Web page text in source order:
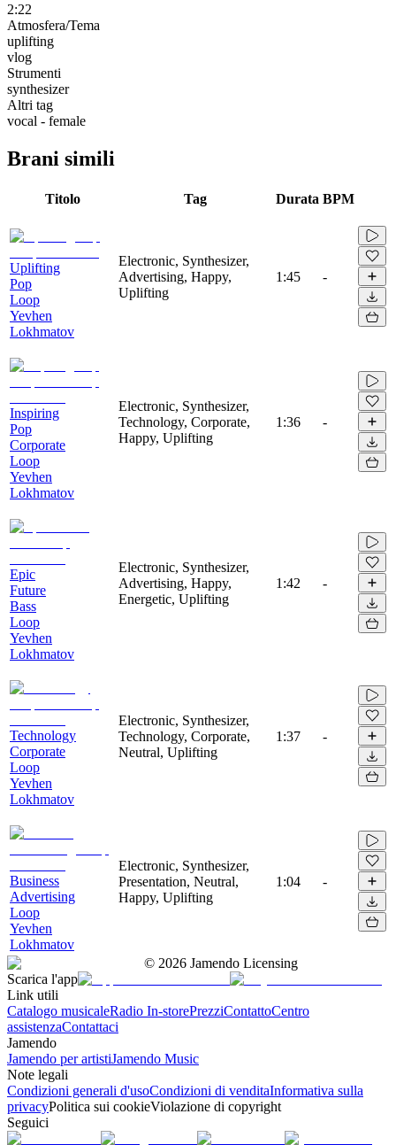
2:22
Atmosfera/Tema
uplifting
vlog
Strumenti
synthesizer
Altri tag
vocal - female
Brani simili
Titolo Tag Durata BPM
Uplifting
Pop
Loop
Yevhen
Lokhmatov
Electronic, Synthesizer,
Advertising, Happy,
Uplifting
1:45 -
Inspiring
Pop
Corporate
Loop
Yevhen
Lokhmatov
Electronic, Synthesizer,
Technology, Corporate,
Happy, Uplifting
1:36 -
Epic
Future
Bass
Loop
Yevhen
Lokhmatov
Electronic, Synthesizer,
Advertising, Happy,
Energetic, Uplifting
1:42 -
Technology
Corporate
Loop
Yevhen
Lokhmatov
Electronic, Synthesizer,
Technology, Corporate,
Neutral, Uplifting
1:37 -
Business
Advertising
Loop
Yevhen
Lokhmatov
Electronic, Synthesizer,
Presentation, Neutral,
Happy, Uplifting
1:04 -
© 2026 Jamendo Licensing
Scarica l'app
Link utili
Catalogo musicaleRadio In-storePrezziContattoCentro
assistenzaContattaci
Jamendo
Jamendo per artistiJamendo Music
Note legali
Condizioni generali d'usoCondizioni di venditaInformativa sulla
privacyPolitica sui cookieViolazione di copyright
Seguici